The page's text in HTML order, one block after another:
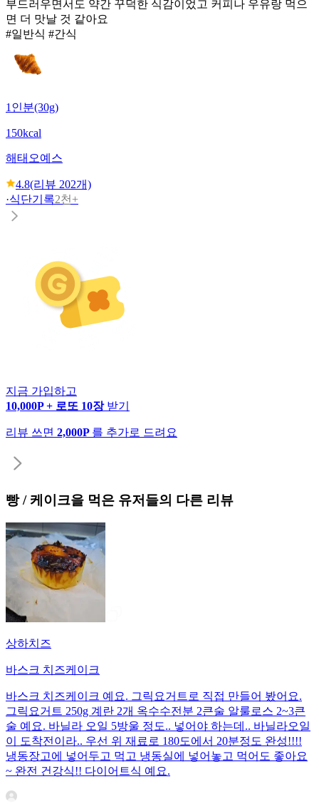
부드러우면서도 약간 꾸덕한 식감이었고 커피나 우유랑 먹으
면 더 맛날 것 같아요
#일반식 #간식
1인분(30g)
150kcal
해태 오예스
4.8(리뷰 202개)
·식단기록2천+
지금 가입하고
10,000P + 로또 10장 받기
리뷰 쓰면 2,000P 를 추가로 드려요
빵 / 케이크을 먹은 유저들의 다른 리뷰
상하치즈
바스크 치즈케이크
바스크 치즈케이크 예요. 그릭요거트로 직접 만들어 봤어요.
그릭요거트 250g 계란 2개 옥수수전분 2큰술 알룰로스 2~3큰
술 예요. 바닐라 오일 5방울 정도.. 넣어야 하는데.. 바닐라오일
이 도착전이라.. 우선 위 재료로 180도에서 20분정도 완성!!!!
냉동장고에 넣어두고 먹고 냉동실에 넣어놓고 먹어도 좋아요
~ 완전 건강식!! 다이어트식 예요.